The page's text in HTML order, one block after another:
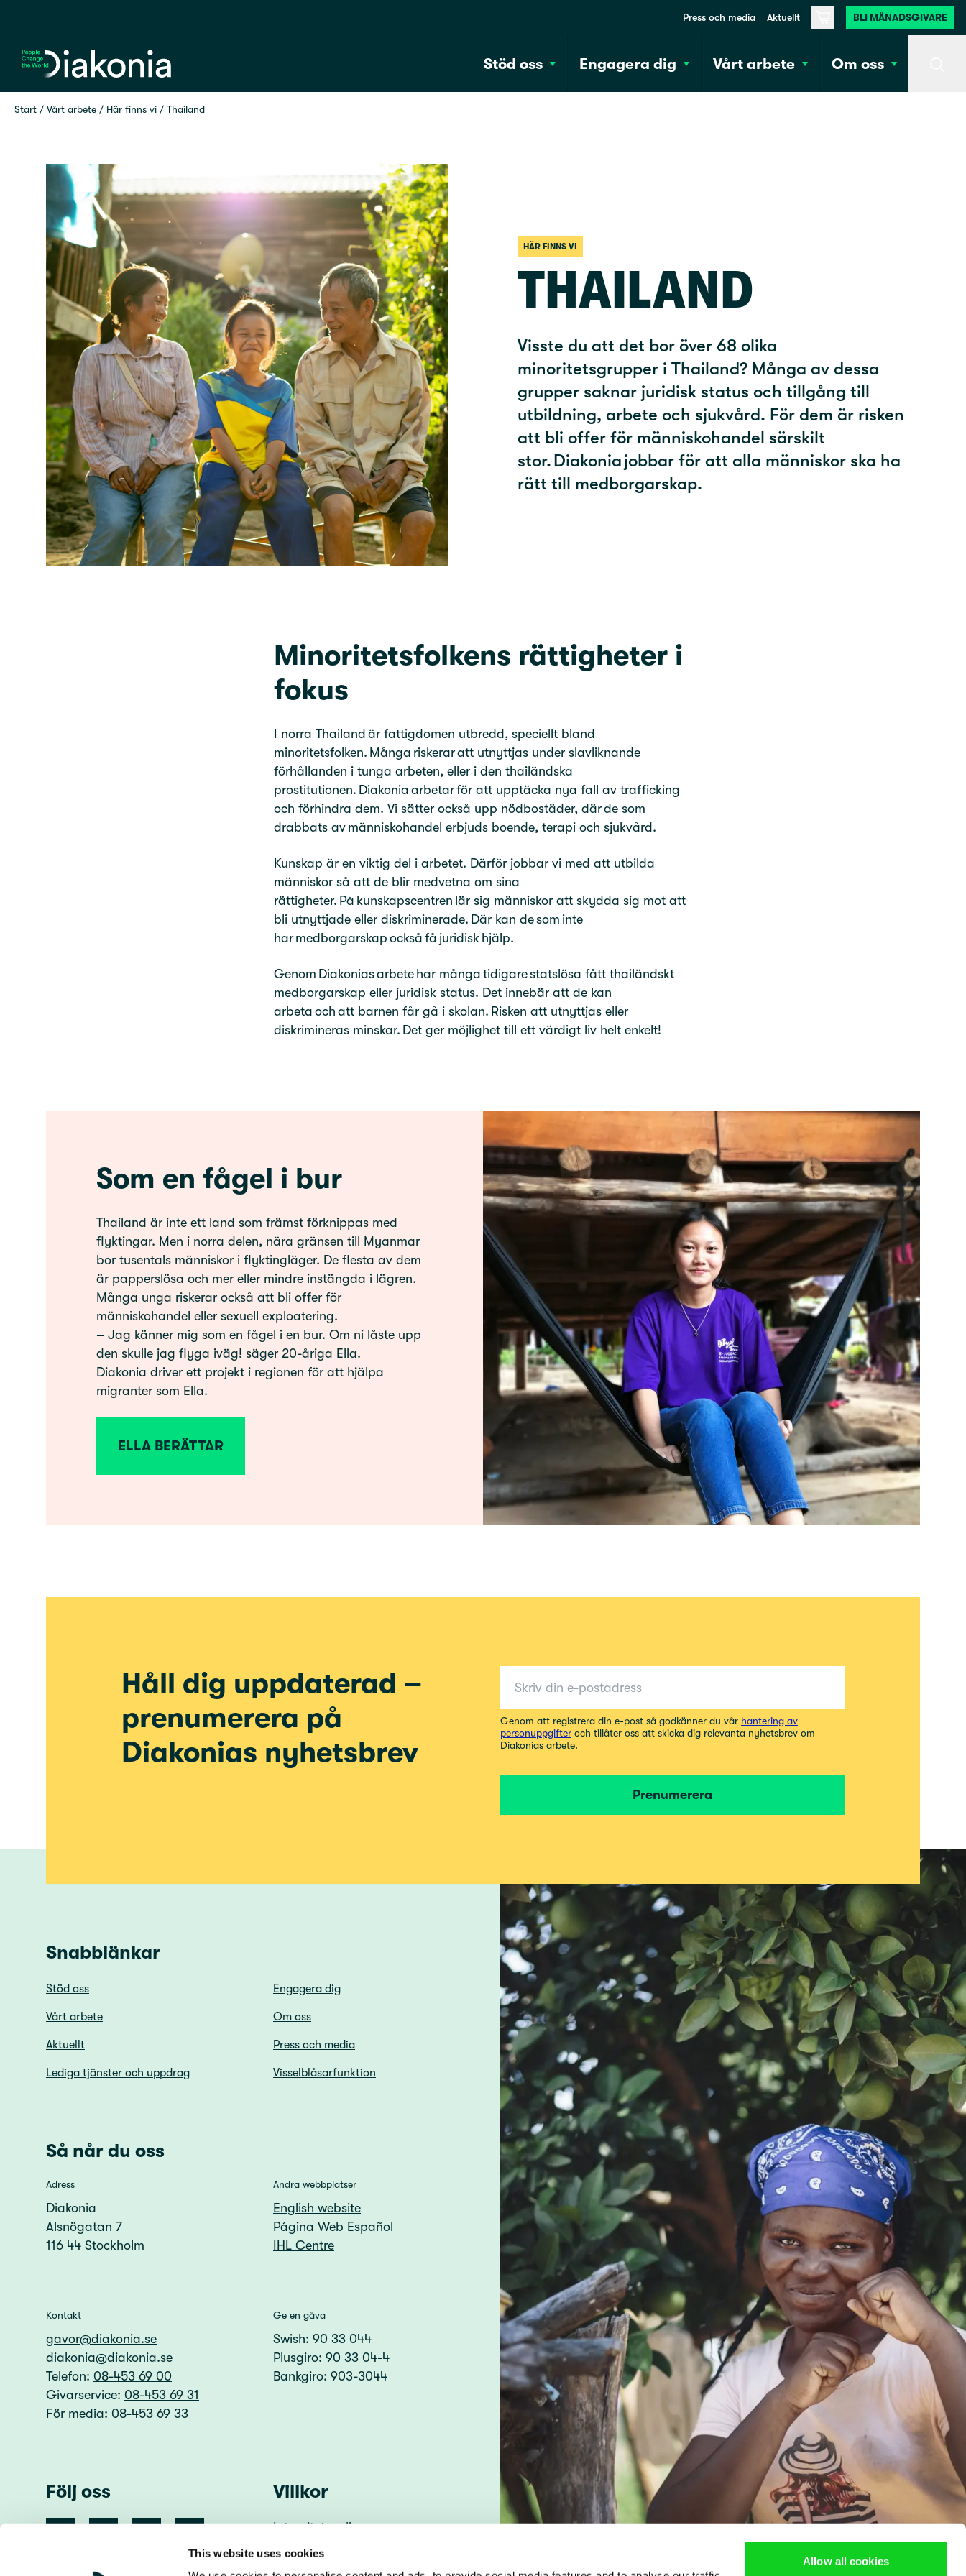
This website uses cookies
Allow all cookies
Press och media Aktuellt
Varukorg
BLI MÅNADSGIVARE
Hem Stöd oss Engagera dig Vårt arbete Om oss
Start / Vårt arbete / Här finns vi / Thailand
HÄR FINNS VI
THAILAND
Visste du att det bor över 68 olika
minoritetsgrupper i Thailand? Många av dessa
grupper saknar juridisk status och tillgång till
utbildning, arbete och sjukvård. För dem är risken
att bli offer för människohandel särskilt
stor. Diakonia jobbar för att alla människor ska ha
rätt till medborgarskap.
Minoritetsfolkens rättigheter i
fokus
I norra Thailand är fattigdomen utbredd, speciellt bland
minoritetsfolken. Många riskerar att utnyttjas under slavliknande
förhållanden i tunga arbeten, eller i den thailändska
prostitutionen. Diakonia arbetar för att upptäcka nya fall av trafficking
och förhindra dem. Vi sätter också upp nödbostäder, där de som
drabbats av människohandel erbjuds boende, terapi och sjukvård.
Kunskap är en viktig del i arbetet. Därför jobbar vi med att utbilda
människor så att de blir medvetna om sina
rättigheter. På kunskapscentren lär sig människor att skydda sig mot att
bli utnyttjade eller diskriminerade. Där kan de som inte
har medborgarskap också få juridisk hjälp.
Genom Diakonias arbete har många tidigare statslösa fått thailändskt
medborgarskap eller juridisk status. Det innebär att de kan
arbeta och att barnen får gå i skolan. Risken att utnyttjas eller
diskrimineras minskar. Det ger möjlighet till ett värdigt liv helt enkelt!
Som en fågel i bur
Thailand är inte ett land som främst förknippas med
flyktingar. Men i norra delen, nära gränsen till Myanmar
bor tusentals människor i flyktingläger. De flesta av dem
är papperslösa och mer eller mindre instängda i lägren.
Många unga riskerar också att bli offer för
människohandel eller sexuell exploatering.
– Jag känner mig som en fågel i en bur. Om ni låste upp
den skulle jag flyga iväg! säger 20-åriga Ella.
Diakonia driver ett projekt i regionen för att hjälpa
migranter som Ella.
ELLA BERÄTTAR
Håll dig uppdaterad –
prenumerera på
Diakonias nyhetsbrev
E-post för nyhetsbrev
Genom att registrera din e-post så godkänner du vår hantering av
personuppgifteroch tillåter oss att skicka dig relevanta nyhetsbrev om
Diakonias arbete.
Prenumerera
Snabblänkar
Stöd oss Engagera dig
Vårt arbete Om oss
Aktuellt Press och media
Lediga tjänster och uppdrag Visselblåsarfunktion
Så når du oss
Adress
Diakonia
Alsnögatan 7
116 44 Stockholm
Andra webbplatser
English website
Página Web Español
IHL Centre
Kontakt
gavor@diakonia.se
diakonia@diakonia.se
Telefon: 08-453 69 00
Givarservice: 08-453 69 31
För media: 08-453 69 33
Ge en gåva
Swish: 90 33 044
Plusgiro: 90 33 04-4
Bankgiro: 903-3044
Följ oss Villkor
Integritetspolicy
Användning av kakor